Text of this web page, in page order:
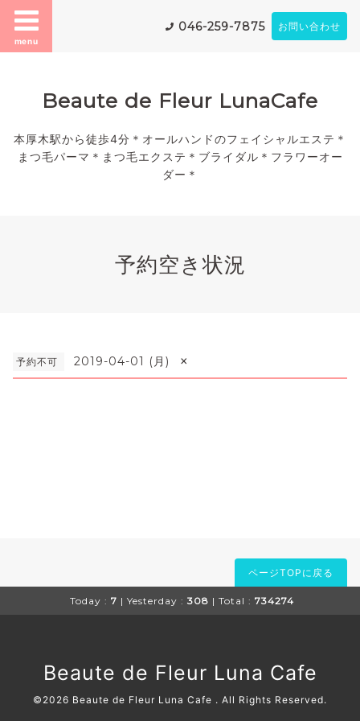
menu
046-259-7875 お問い合わせ
Beaute de Fleur LunaCafe
本厚木駅から徒歩4分＊オールハンドのフェイシャルエステ＊
まつ毛パーマ＊まつ毛エクステ＊ブライダル＊フラワーオー
ダー＊
予約空き状況
予約不可 2019-04-01 (月) ×
ページTOPに戻る
Today : 7 | Yesterday : 308 | Total : 734274
Beaute de Fleur Luna Cafe
©2026 Beaute de Fleur Luna Cafe . All Rights Reserved.